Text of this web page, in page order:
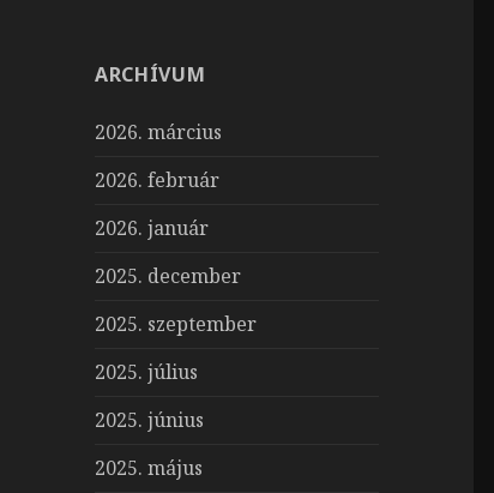
ARCHÍVUM
2026. március
2026. február
2026. január
2025. december
2025. szeptember
2025. július
2025. június
2025. május